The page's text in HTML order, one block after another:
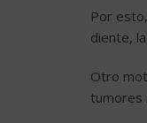
Por
diente,
Otro
tumores